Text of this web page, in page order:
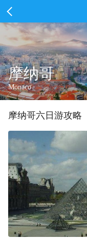
摩纳哥
Monaco
摩纳哥六 日游攻略